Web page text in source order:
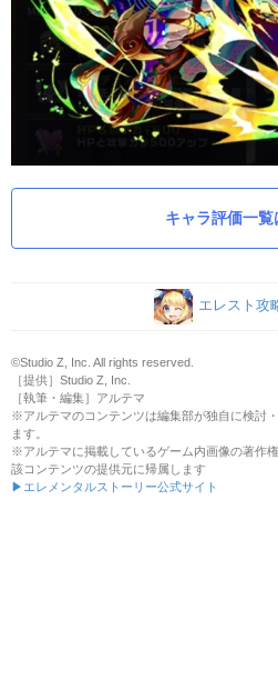
キャラ評価一覧
エレスト攻
©Studio Z, Inc. All rights reserved.
［提供］Studio Z, Inc.
［執筆・編集］アルテマ
※アルテマのコンテンツは編集部が独自に検討
ます。
※アルテマに掲載しているゲーム内画像の著作
該コンテンツの提供元に帰属します
▶エレメンタルストーリー公式サイト